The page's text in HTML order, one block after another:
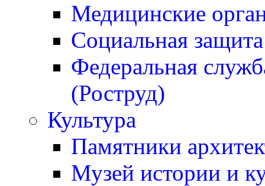
Медицинские
Социальная защита
Федеральная
(Роструд)
Культура
Памятники
Музей истории и